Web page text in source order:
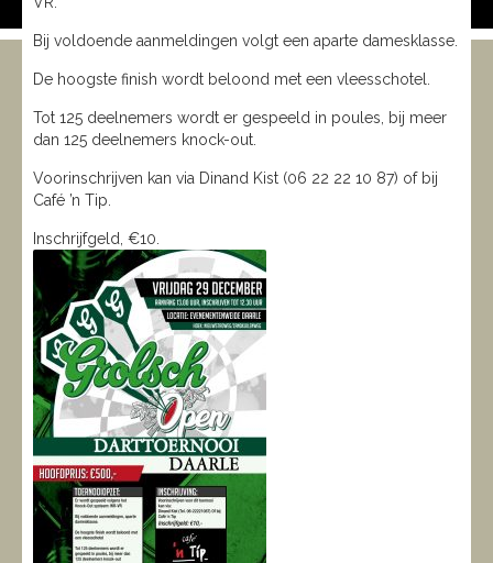
Bij voldoende aanmeldingen volgt een aparte damesklasse.
De hoogste finish wordt beloond met een vleesschotel.
Tot 125 deelnemers wordt er gespeeld in poules, bij meer
dan 125 deelnemers knock-out.
Voorinschrijven kan via Dinand Kist (06 22 22 10 87) of bij
Café ’n Tip.
Inschrijfgeld, €10.